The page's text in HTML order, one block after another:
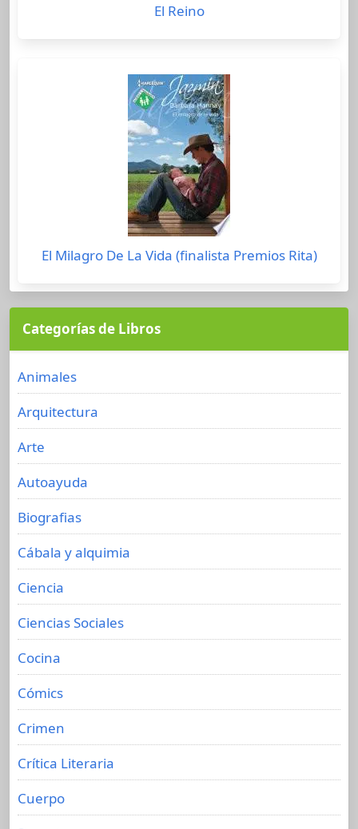
El Reino
El Milagro De La Vida (finalista Premios Rita)
Categorías de Libros
Animales
Arquitectura
Arte
Autoayuda
Biografias
Cábala y alquimia
Ciencia
Ciencias Sociales
Cocina
Cómics
Crimen
Crítica Literaria
Cuerpo